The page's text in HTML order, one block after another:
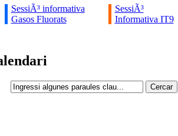
SessiÃ³ informativa
Gasos Fluorats
SessiÃ³
Informativa IT9